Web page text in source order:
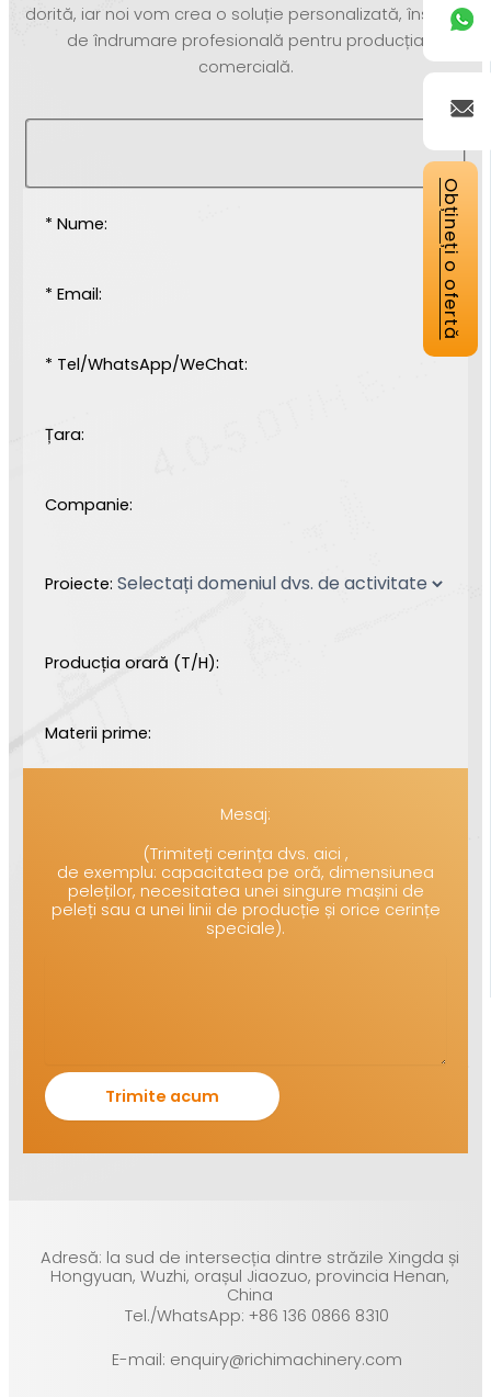
dorită, iar noi vom crea o soluție personalizată, însoțită
de îndrumare profesională pentru producția
comercială.
* Nume:
* Email:
* Tel/WhatsApp/WeChat:
Țara:
Companie:
Proiecte:
Producția orară (T/H):
Materii prime:
Mesaj:
(Trimiteți cerința dvs. aici ,
de exemplu: capacitatea pe oră, dimensiunea
peleților, necesitatea unei singure mașini de
peleți sau a unei linii de producție și orice cerințe
speciale).
Adresă: la sud de intersecția dintre străzile Xingda și
Hongyuan, Wuzhi, orașul Jiaozuo, provincia Henan,
China
Tel./WhatsApp: +86 136 0866 8310
E-mail: enquiry@richimachinery.com
Obțineți o ofertă